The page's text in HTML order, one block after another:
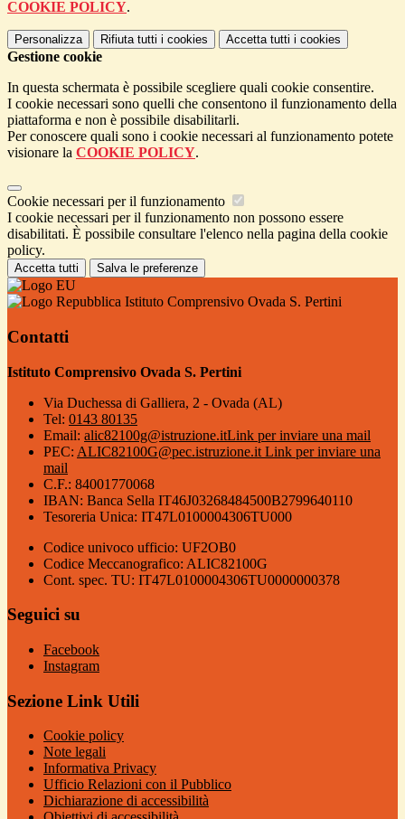
COOKIE POLICY.
Personalizza Rifiuta tutti i cookies Accetta tutti i cookies
Gestione cookie
In questa schermata è possibile scegliere quali cookie consentire.
I cookie necessari sono quelli che consentono il funzionamento della
piattaforma e non è possibile disabilitarli.
Per conoscere quali sono i cookie necessari al funzionamento potete
visionare la COOKIE POLICY.
Cookie necessari per il funzionamento
I cookie necessari per il funzionamento non possono essere
disabilitati. È possibile consultare l'elenco nella pagina della cookie
policy.
Accetta tutti Salva le preferenze
Istituto Comprensivo Ovada S. Pertini
Contatti
Istituto Comprensivo Ovada S. Pertini
Via Duchessa di Galliera, 2 - Ovada (AL)
Tel: 0143 80135
Email: alic82100g@istruzione.itLink per inviare una mail
PEC: ALIC82100G@pec.istruzione.it Link per inviare una
mail
C.F.: 84001770068
IBAN: Banca Sella IT46J03268484500B2799640110
Tesoreria Unica: IT47L0100004306TU000
Codice univoco ufficio: UF2OB0
Codice Meccanografico: ALIC82100G
Cont. spec. TU: IT47L0100004306TU0000000378
Seguici su
Facebook
Instagram
Sezione Link Utili
Cookie policy
Note legali
Informativa Privacy
Ufficio Relazioni con il Pubblico
Dichiarazione di accessibilità